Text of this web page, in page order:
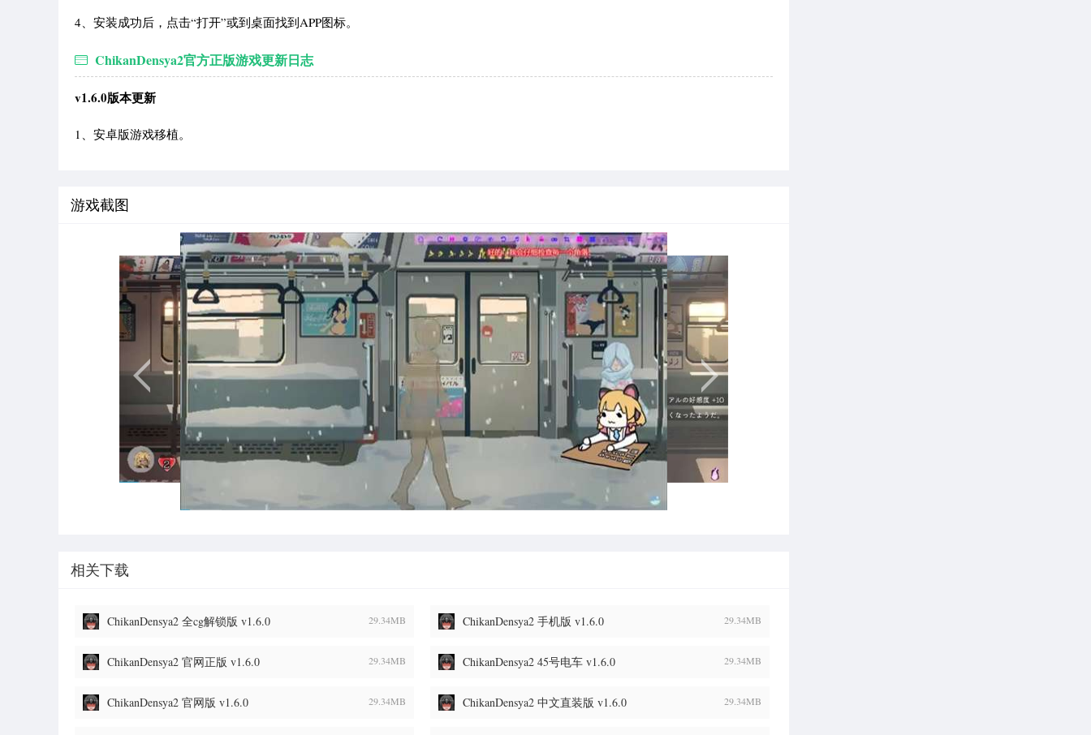
4、安装成功后，点击“打开”或到桌面找到APP图标。
ChikanDensya2官方正版游戏更新日志
v1.6.0版本更新
1、安卓版游戏移植。
游戏截图
相关下载
ChikanDensya2 全cg解锁版 v1.6.0 29.34MB ChikanDensya2 手机版 v1.6.0 29.34MB
ChikanDensya2 官网正版 v1.6.0 29.34MB ChikanDensya2 45号电车 v1.6.0 29.34MB
ChikanDensya2 官网版 v1.6.0 29.34MB ChikanDensya2 中文直装版 v1.6.0 29.34MB